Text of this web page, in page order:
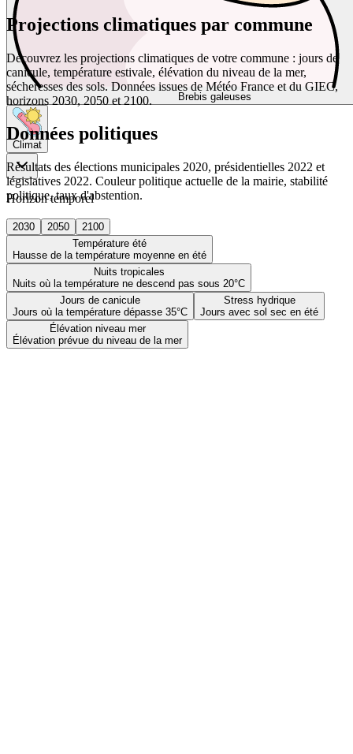
Brebis galeuses
Climat
Horizon temporel
2030 2050
2100
Température été
Hausse de la température moyenne en été
Nuits tropicales
Nuits où la température ne descend pas sous 20°C
Jours de canicule
Jours où la température dépasse 35°C
Stress hydrique
Jours avec sol sec en été
Élévation niveau mer
Élévation prévue du niveau de la mer
Projections climatiques par commune
Découvrez les projections climatiques de votre commune : jours de
canicule, température estivale, élévation du niveau de la mer,
sécheresses des sols. Données issues de Météo France et du GIEC,
horizons 2030, 2050 et 2100.
Données politiques
Résultats des élections municipales 2020, présidentielles 2022 et
législatives 2022. Couleur politique actuelle de la mairie, stabilité
politique, taux d'abstention.